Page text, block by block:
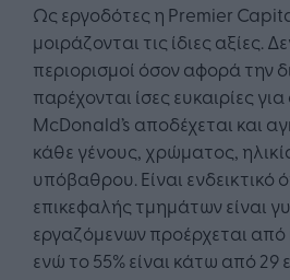
Ως εργοδότες η Premier
μοιράζονται τις ίδιες αξίες.
περιορισμοί όσον αφορά την
παρέχονται ίσες ευκαιρίες
McDonald’s αποδέχεται και
κάθε γένους, χρώματος,
υπόβαθρου. Είναι ενδεικτικό
επικεφαλής τμημάτων είναι
εργαζόμενων προέρχεται
ενώ το 55% είναι κάτω από 29